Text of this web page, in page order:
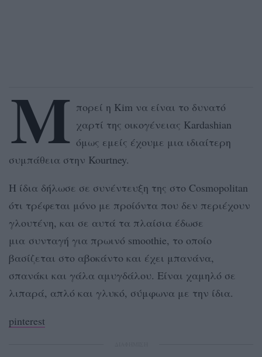
Μ πορεί η Kim να είναι το δυνατό
χαρτί της οικογένειας Kardashian
όμως εμείς έχουμε μια ιδιαίτερη
συμπάθεια στην Kourtney.
Η ίδια δήλωσε σε συνέντευξη της στο Cosmopolitan
ότι τρέφεται μόνο με προίόντα που δεν περιέχουν
γλουτένη, και σε αυτά τα πλαίσια έδωσε
μια συνταγή για πρωινό smoothie, το οποίο
βασίζεται στο αβοκάντο και έχει μπανάνα,
σπανάκι και γάλα αμυγδάλου. Είναι χαμηλό σε
λιπαρά, απλό και γλυκό, σύμφωνα με την ίδια.
pinterest